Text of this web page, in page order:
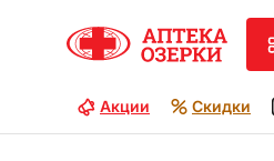
Акции Скидки